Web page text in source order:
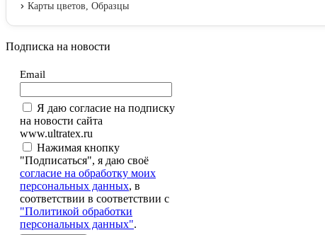
Карты цветов, Образцы
Подписка на новости
Email
Я даю согласие на подписку
на новости сайта
www.ultratex.ru
Нажимая кнопку
"Подписаться", я даю своё
согласие на обработку моих
персональных данных, в
соответствии в соответствии с
"Политикой обработки
персональных данных".